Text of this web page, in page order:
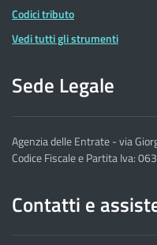
Codici tributo
Vedi tutti gli strumenti
Sede Legale
Agenzia delle Entrate - via
Codice Fiscale e Partita Iva:
Contatti e